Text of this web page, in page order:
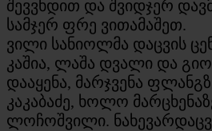
შევვხდით და შვიდჯერ
სამჯერ ფრე ვითამაშეთ.
ვილი სანიოლმა დაცვის
კაშია, ლაშა დვალი და
დააყენა, მარჯვენა
კაკაბაძე, ხოლო
ლოჩოშვილი.